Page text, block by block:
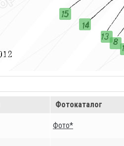
Фотокаталог
Фото*